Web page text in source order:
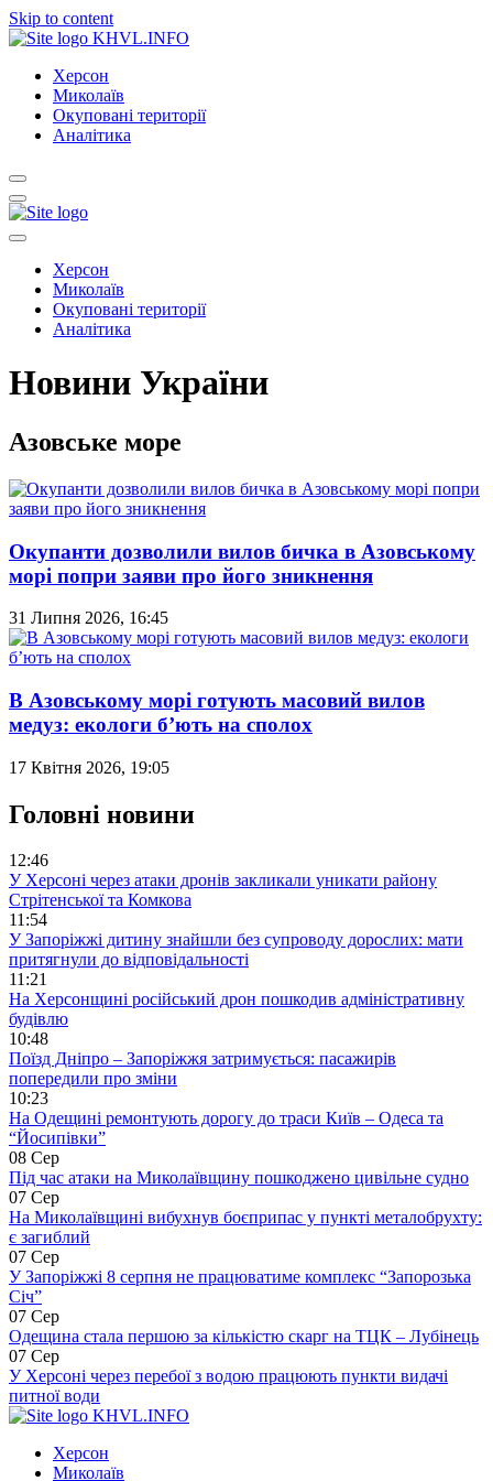
Skip to content
KHVL.INFO
Херсон
Миколаїв
Окуповані території
Аналітика
Херсон
Миколаїв
Окуповані території
Аналітика
Новини України
Азовське море
Окупанти дозволили вилов бичка в Азовському
морі попри заяви про його зникнення
31 Липня 2026, 16:45
В Азовському морі готують масовий вилов
медуз: екологи б’ють на сполох
17 Квітня 2026, 19:05
Головні новини
12:46
У Херсоні через атаки дронів закликали уникати району
Стрітенської та Комкова
11:54
У Запоріжжі дитину знайшли без супроводу дорослих: мати
притягнули до відповідальності
11:21
На Херсонщині російський дрон пошкодив адміністративну
будівлю
10:48
Поїзд Дніпро – Запоріжжя затримується: пасажирів
попередили про зміни
10:23
На Одещині ремонтують дорогу до траси Київ – Одеса та
“Йосипівки”
08 Сер
Під час атаки на Миколаївщину пошкоджено цивільне судно
07 Сер
На Миколаївщині вибухнув боєприпас у пункті металобрухту:
є загиблий
07 Сер
У Запоріжжі 8 серпня не працюватиме комплекс “Запорозька
Січ”
07 Сер
Одещина стала першою за кількістю скарг на ТЦК – Лубінець
07 Сер
У Херсоні через перебої з водою працюють пункти видачі
питної води
KHVL.INFO
Херсон
Миколаїв